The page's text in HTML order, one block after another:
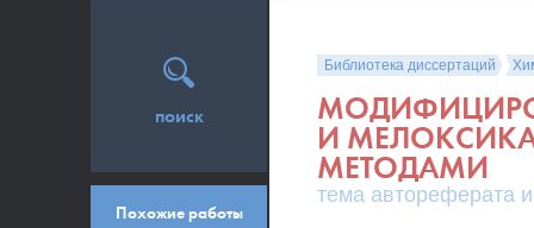
Библиотека диссертаций
И
МЕТОДАМИ
тема автореферата
поиск
Похожие работы